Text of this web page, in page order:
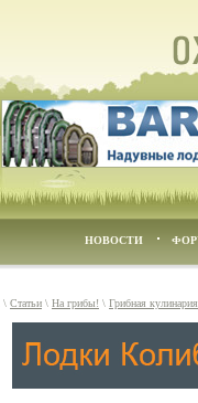
НОВОСТИ
\ Статьи \ На грибы! \ Грибная кулинария